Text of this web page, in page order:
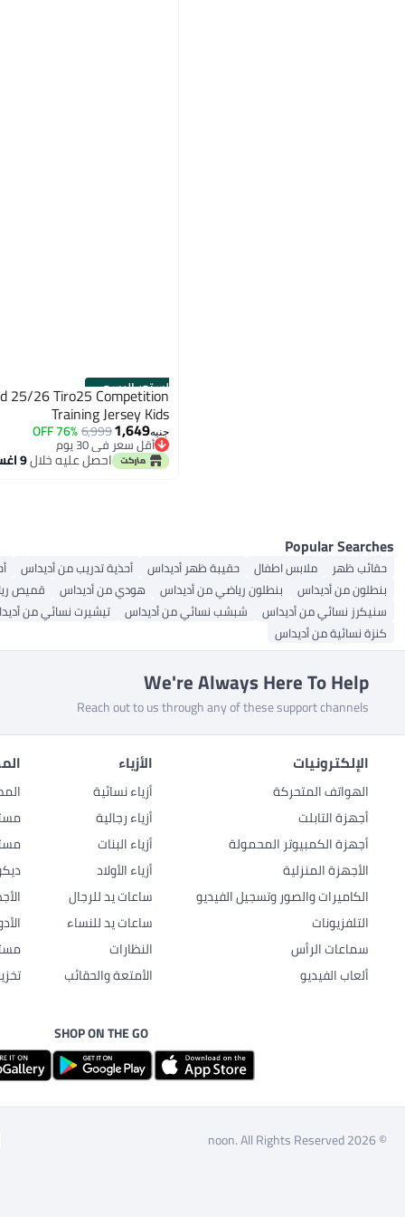
الستور الرسمي
25/26 Tiro25 Competition
Training Jersey Kids
جنيه1,649
6,999
76% OFF
أقل سعر في 30 يوم
توصيل مجاني
أقل سعر في 30 يوم
احصل عليه خلال9 اغسطس
Popular Searches
حقائب ظهر ملابس اطفال حقيبة ظهر أديداس أحذية تدريب من أديداس
بنطلون من أديداس
بنطلون رياضي من أديداس هودي من أديداس قميص
سنيكرز نسائي من أديداس
شبشب نسائي من أديداس تيشيرت نسائي من
كنزة نسائية من أديداس
We're Always Here To Help
Reach out to us through any of these support channels
الإلكترونيات
الهواتف المتحركة
أجهزة التابلت
أجهزة الكمبيوتر المحمولة
الأجهزة المنزلية
الكاميرات والصور وتسجيل الفيديو
التلفزيونات
سماعات الرأس
ألعاب الفيديو
الأزياء
أزياء نسائية
أزياء رجالية
أزياء البنات
أزياء الأولاد
ساعات يد للرجال
ساعات يد للنساء
النظارات
الأمتعة والحقائب
SHOP ON THE GO
© 2026 noon. All Rights Reserved